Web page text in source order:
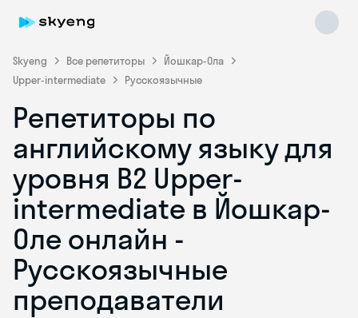
Skyeng Все репетиторы
Йошкар-Ола
Upper-intermediate
Русскоязычные
Репетиторы по
английскому языку для
уровня B2 Upper-
intermediate в Йошкар-
Оле онлайн -
Русскоязычные
преподаватели
Skyeng Chat